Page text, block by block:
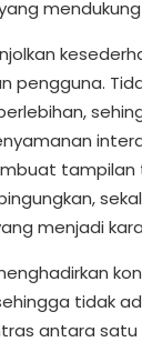
pengguna.
tampilan
menjadi
tidak
antara